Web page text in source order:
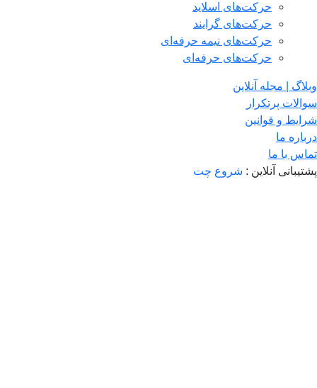
حرکت‌های اسلاید
حرکت‌های گرایند
حرکت‌های نیمه حرفه‌ای
حرکت‌های حرفه‌ای
وبلاگ | مجله آنلاین
سوالات پرتکرار
شرایط و قوانین
درباره ما
تماس با ما
پشتیبانی آنلاین : شروع چت